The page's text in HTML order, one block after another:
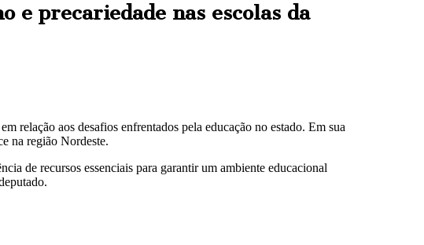
e precariedade nas escolas da
relação aos desafios enfrentados pela educação no estado. Em sua
na região Nordeste.
de recursos essenciais para garantir um ambiente educacional